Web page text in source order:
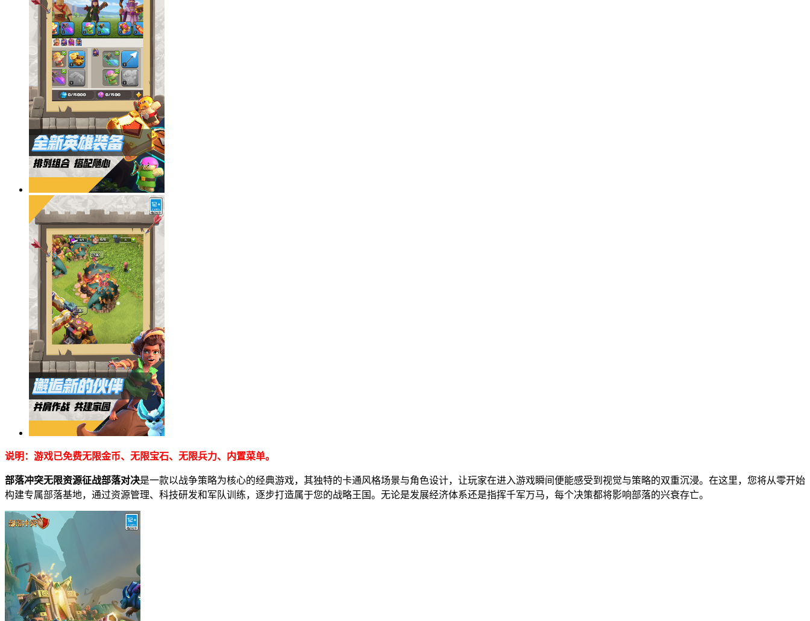
说明：游戏已免费无限金币、无限宝石、无限兵力、内置菜单。
部落冲突无限资源征战部落对决是一款以战争策略为核心的经典游戏，其独特的卡通风格场景与角色设计，让玩家在进入游戏瞬间便能感受到视觉与策略的双重沉浸。在这里，您将从零开始
构建专属部落基地，通过资源管理、科技研发和军队训练，逐步打造属于您的战略王国。无论是发展经济体系还是指挥千军万马，每个决策都将影响部落的兴衰存亡。